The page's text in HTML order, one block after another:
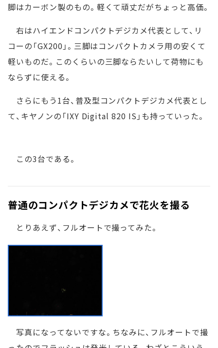
脚はカーボン製のもの。軽くて頑丈だがちょっと高価。
右はハイエンドコンパクトデジカメ代表として、リ
コーの「GX200」。三脚はコンパクトカメラ用の安くて
軽いものだ。このくらいの三脚ならたいして荷物にも
ならずに使える。
さらにもう1台、普及型コンパクトデジカメ代表とし
て、キヤノンの「IXY Digital 820 IS」も持っていった。
この3台である。
普通のコンパクトデジカメで花火を撮る
とりあえず、フルオートで撮ってみた。
写真になってないですな。ちなみに、フルオートで撮